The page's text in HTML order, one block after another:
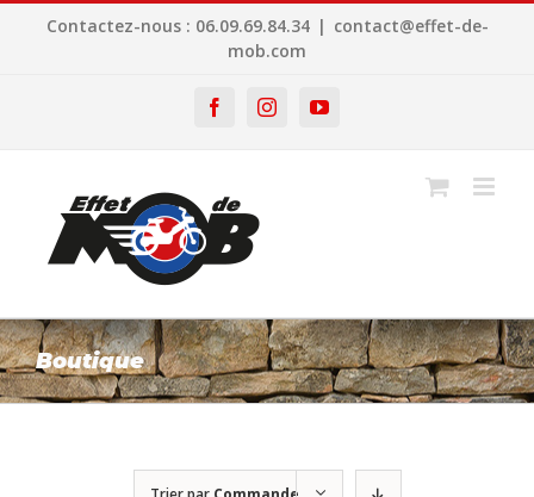
Contactez-nous : 06.09.69.84.34 | contact@effet-de-
mob.com
FacebookInstagramYouTube
Boutique